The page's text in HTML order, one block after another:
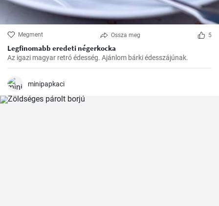
Megment Ossza meg 5
Legfinomabb eredeti négerkocka
Az igazi magyar retró édesség. Ajánlom bárki édesszájúnak.
minipapkaci